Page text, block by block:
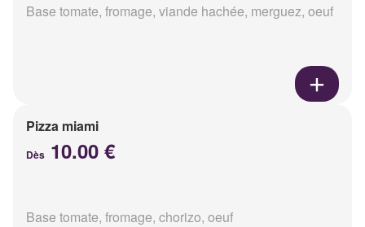
Base tomate, fromage, viande hachée, merguez, oeuf
Pizza miami
Dès 10.00 €
Base tomate, fromage, chorizo, oeuf